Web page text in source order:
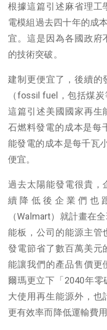
根據這篇引述麻省理工
電模組過去四十年的成
宜。這是因為各國政府
的技術突破。
建制更便宜了，後續的
（fossil fuel，包括煤
這篇引述美國國家再生
石燃料發電的成本是每
能發電的成本是每千瓦
便宜。
過去太陽能發電很貴，
續降低後企業們也
（Walmart）就計畫在
能板，公司的能源主管
發電節省了數百萬美元
能讓我們的產品售價更
爾瑪更立下「2040年零
大使用再生能源外，也
更有效率而降低運輸費用